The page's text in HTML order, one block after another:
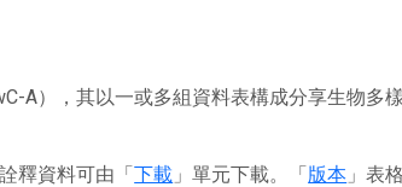
A），其以一或多組資料表構成分享生物多
釋資料可由「下載 」單元下載。「版本 」表